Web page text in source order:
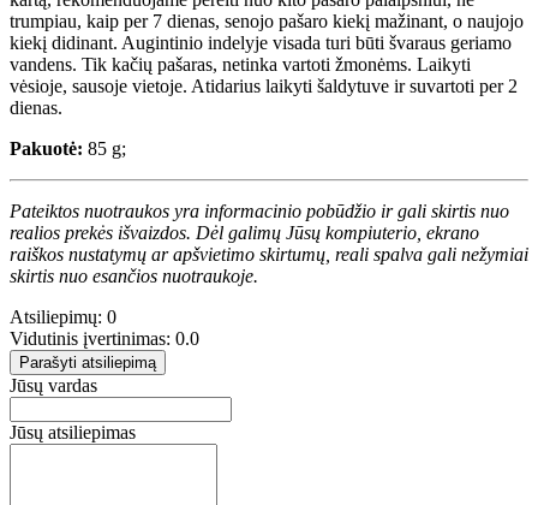
trumpiau, kaip per 7 dienas, senojo pašaro kiekį mažinant, o naujojo
kiekį didinant. Augintinio indelyje visada turi būti švaraus geriamo
vandens. Tik kačių pašaras, netinka vartoti žmonėms. Laikyti
vėsioje, sausoje vietoje. Atidarius laikyti šaldytuve ir suvartoti per 2
dienas.
Pakuotė: 85 g;
Pateiktos nuotraukos yra informacinio pobūdžio ir gali skirtis nuo
realios prekės išvaizdos. Dėl galimų Jūsų kompiuterio, ekrano
raiškos nustatymų ar apšvietimo skirtumų, reali spalva gali nežymiai
skirtis nuo esančios nuotraukoje.
Atsiliepimų: 0
Vidutinis įvertinimas: 0.0
Parašyti atsiliepimą
Jūsų vardas
Jūsų atsiliepimas